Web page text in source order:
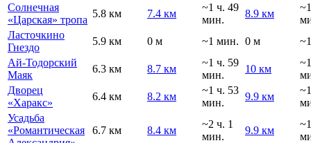
Солнечная
«Царская» тропа
5.8 км 7.4 км
~1 ч. 49
мин.
8.9 км
Ласточкино
Гнездо
5.9 км 0 м ~1 мин. 0 м
Ай-Тодорский
Маяк
6.3 км 8.7 км
~1 ч. 59
мин.
10 км
Дворец
«Харакс»
6.4 км 8.2 км
~1 ч. 53
мин.
9.9 км
Усадьба
«Романтическая
6.7 км 8.4 км
~2 ч. 1
мин.
9.9 км